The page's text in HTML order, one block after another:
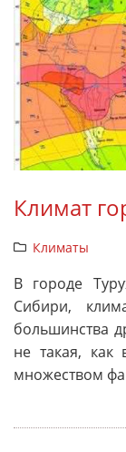
Климат
Климаты
В городе
Сибири,
большинства
не такая, как
множеством